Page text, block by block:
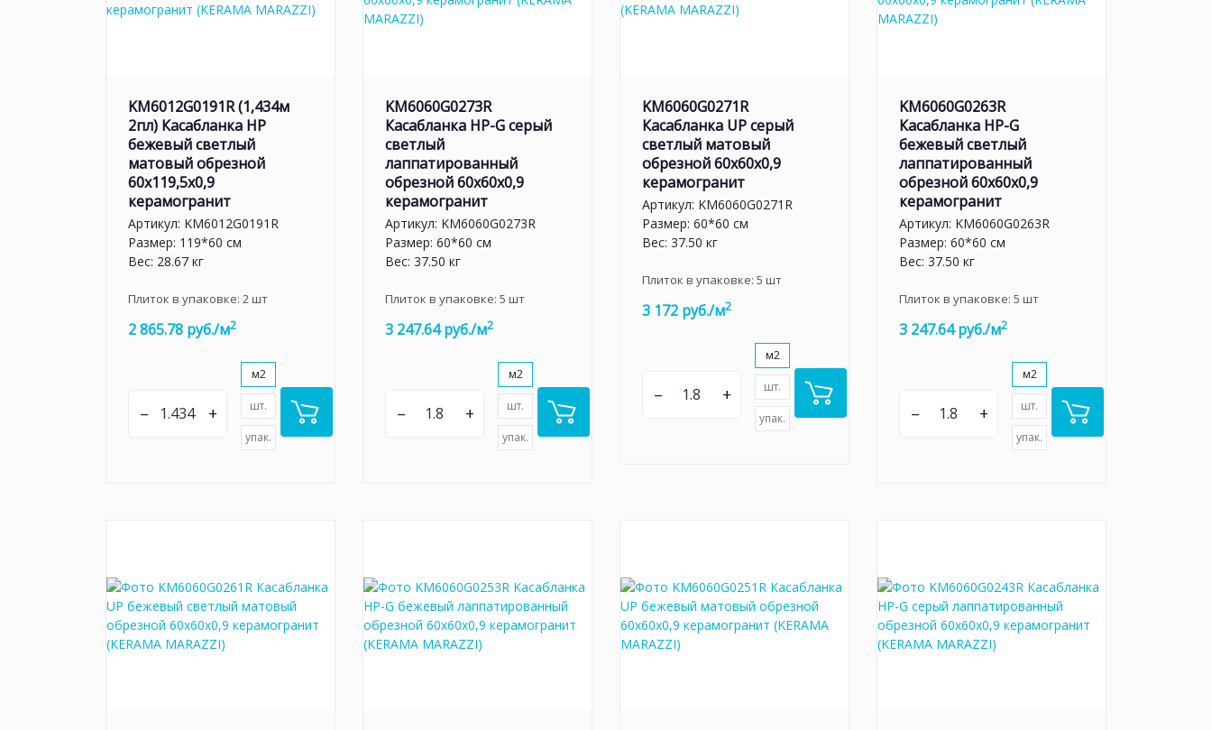
KM6012G0191R (1,434м
2пл) Касабланка HP
бежевый светлый
матовый обрезной
60x119,5x0,9
керамогранит
Артикул: KM6012G0191R
Размер: 119*60 см
Вес: 28.67 кг
Плиток в упаковке: 2шт
2 865.78 руб./м2
– +
м2
шт.
упак.
KM6060G0273R
Касабланка HP-G серый
светлый
лаппатированный
обрезной 60x60x0,9
керамогранит
Артикул: KM6060G0273R
Размер: 60*60 см
Вес: 37.50 кг
Плиток в упаковке: 5 шт
3 247.64 руб./м2
– +
м2
шт.
упак.
KM6060G0271R
Касабланка UP серый
светлый матовый
обрезной 60x60x0,9
керамогранит
Артикул: KM6060G0271R
Размер: 60*60 см
Вес: 37.50 кг
Плиток в упаковке: 5 шт
3 172 руб./м2
– +
м2
шт.
упак.
KM6060G0263R
Касабланка HP-G
бежевый светлый
лаппатированный
обрезной 60x60x0,9
керамогранит
Артикул: KM6060G0263R
Размер: 60*60 см
Вес: 37.50 кг
Плиток в упаковке: 5 шт
3 247.64 руб./м2
– +
м2
шт.
упак.